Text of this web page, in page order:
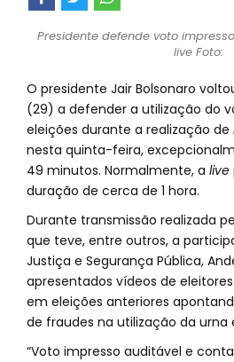
Presidente defende voto
live Foto:
O presidente Jair Bolsonaro
(29) a defender a utilização do
eleições durante a realização de
nesta quinta-feira,
49 minutos. Normalmente, a live
duração de cerca de 1 hora.
Durante transmissão realizada
que teve, entre outros, a
Justiça e Segurança Pública,
apresentados vídeos de
em eleições anteriores
de fraudes na utilização da urna
“Voto impresso auditável e